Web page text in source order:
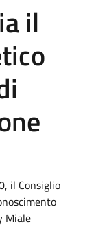
il
il Consiglio
Miale